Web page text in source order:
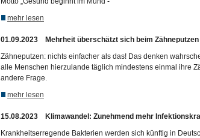
mehr lesen
01.09.2023 Mehrheit überschätzt sich beim Zähneputzen
Zähneputzen: nichts einfacher als das! Das denken
alle Menschen hierzulande täglich mindestens einmal ihre
andere Frage.
mehr lesen
15.08.2023 Klimawandel: Zunehmend mehr
Krankheitserregende Bakterien werden sich künftig in